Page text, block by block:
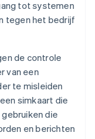
tot systemen
tegen het bedrijf
de controle
van een
te misleiden
simkaart die
die
en berichten